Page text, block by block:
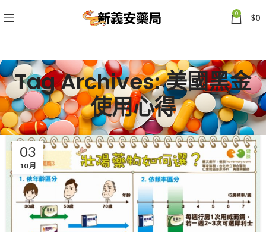
0 $0
Tag Archives: 美國黑金
使用心得
03
10 月